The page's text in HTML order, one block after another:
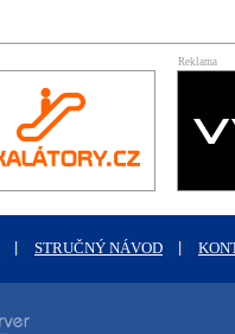
Reklama
STRUČNÝ NÁVOD